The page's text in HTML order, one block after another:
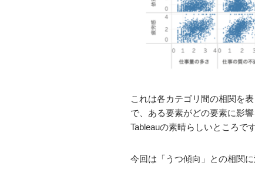
これは各カテゴリ間の相関を
で、ある要素がどの要素に影
Tableauの素晴らしいところです
今回は「うつ傾向」との相関